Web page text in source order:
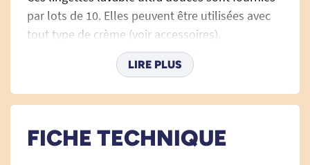
par lots de 10. Elles peuvent être utilisées avec
tout type de crème (voir accessoires).
Un coté de cette lingette est très doux et est en
microfleece. L’autre côté est plus « rugueux » et
est en coton et polyester bouclé, ce qui est plus
LIRE PLUS
FICHE TECHNIQUE